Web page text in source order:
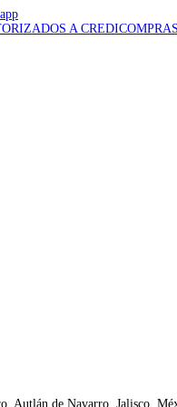
A CREDICOMPRAS
Autlán de Navarro, Jalisco,